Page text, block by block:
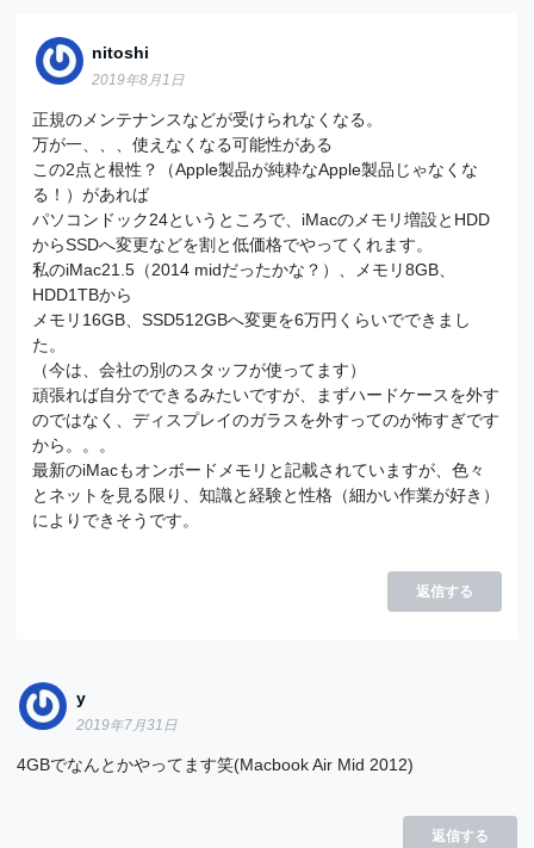
nitoshi
2019年8月1日
正規のメンテナンスなどが受けられなくなる。
万が一、、、使えなくなる可能性がある
この2点と根性？（Apple製品が純粋なApple製品じゃなくな
る！）があれば
パソコンドック24というところで、iMacのメモリ増設とHDD
からSSDへ変更などを割と低価格でやってくれます。
私のiMac21.5（2014 midだったかな？）、メモリ8GB、
HDD1TBから
メモリ16GB、SSD512GBへ変更を6万円くらいでできまし
た。
（今は、会社の別のスタッフが使ってます）
頑張れば自分でできるみたいですが、まずハードケースを外す
のではなく、ディスプレイのガラスを外すってのが怖すぎです
から。。。
最新のiMacもオンボードメモリと記載されていますが、色々
とネットを見る限り、知識と経験と性格（細かい作業が好き）
によりできそうです。
返信する
y
2019年7月31日
4GBでなんとかやってます笑(Macbook Air Mid 2012)
返信する